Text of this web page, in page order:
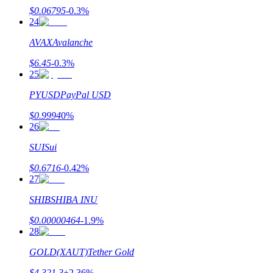
تصل العمولات إلى 65٪!
$0.06795-0.3%
24
AVAXAvalanche
$6.45-0.3%
25
PYUSDPayPal USD
$0.99940%
26
SUISui
$0.6716-0.42%
27
SHIBSHIBA INU
$0.00000464-1.9%
28
GOLD(XAUT)Tether Gold